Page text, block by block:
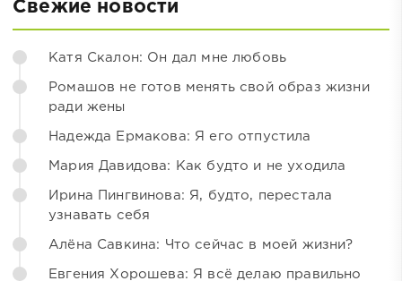
Свежие новости
Катя Скалон: Он дал мне любовь
Ромашов не готов менять свой образ жизни
ради жены
Надежда Ермакова: Я его отпустила
Мария Давидова: Как будто и не уходила
Ирина Пингвинова: Я, будто, перестала
узнавать себя
Алёна Савкина: Что сейчас в моей жизни?
Евгения Хорошева: Я всё делаю правильно